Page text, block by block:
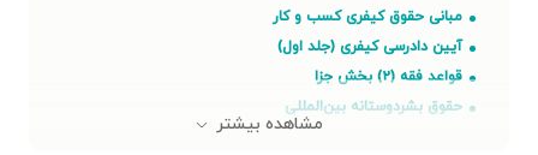
مبانی حقوق کیفری کسب و‌ کار
آیین دادرسی کیفری (جلد اول)
قواعد فقه (۲) بخش جزا
حقوق بشردوستانه بین‌المللی
نظریه عمومی نفی دشواری در حقوق اسلامی
مشاهده بیشتر